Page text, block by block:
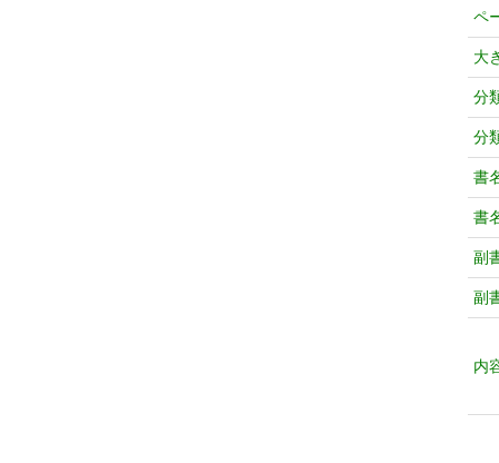
ペ
大
分
分
書
書
副
副
内